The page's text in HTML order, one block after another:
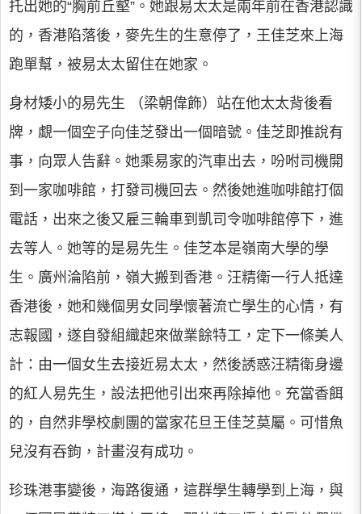
托出她的“胸前丘壑”。她跟易太太是兩年前在香港認識
的，香港陷落後，麥先生的生意停了，王佳芝來上海
跑單幫，被易太太留住在她家。
身材矮小的易先生 （梁朝偉飾）站在他太太背後看
牌，覷一個空子向佳芝發出一個暗號。佳芝即推說有
事，向眾人告辭。她乘易家的汽車出去，吩咐司機開
到一家咖啡館，打發司機回去。然後她進咖啡館打個
電話，出來之後又雇三輪車到凱司令咖啡館停下，進
去等人。她等的是易先生。佳芝本是嶺南大學的學
生。廣州淪陷前，嶺大搬到香港。汪精衛一行人抵達
香港後，她和幾個男女同學懷著流亡學生的心情，有
志報國，遂自發組織起來做業餘特工，定下一條美人
計：由一個女生去接近易太太，然後誘惑汪精衛身邊
的紅人易先生，設法把他引出來再除掉他。充當香餌
的，自然非學校劇團的當家花旦王佳芝莫屬。可惜魚
兒沒有吞鉤，計畫沒有成功。
珍珠港事變後，海路復通，這群學生轉學到上海，與